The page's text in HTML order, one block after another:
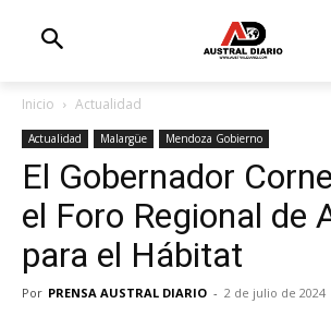
Inicio Actualidad
Actualidad Malargüe Mendoza Gobierno
El Gobernador
el Foro Regional de
para el Hábitat
Por PRENSA AUSTRAL DIARIO - 2 de julio de 2024